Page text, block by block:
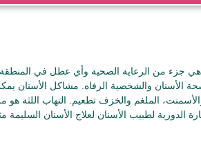
هي جزء من الرعاية الصحية وأي عطل في
الأسنان والشخصية الرفاه. مشاكل الأسنان
الملغم والخزف تطعيم. التهاب اللثة